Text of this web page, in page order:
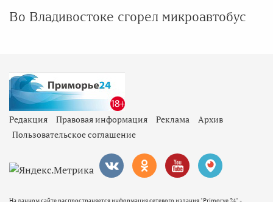
Во Владивостоке сгорел микроавтобус
Редакция Правовая информация Реклама
Архив
Пользовательское соглашение